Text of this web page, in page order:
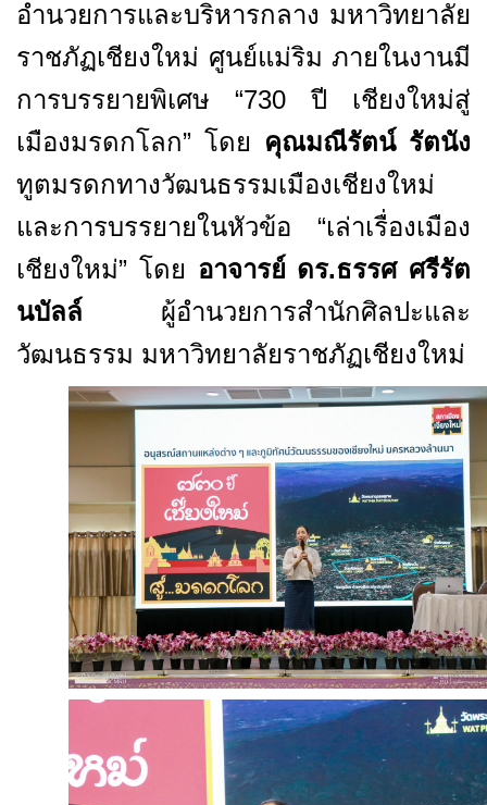
อำนวยการและบริหารกลาง มหาวิทยาลัย
ราชภัฏเชียงใหม่ ศูนย์แม่ริม ภายในงานมี
การบรรยายพิเศษ “730 ปี เชียงใหม่สู่
เมืองมรดกโลก” โดย คุณมณีรัตน์ รัตนัง
ทูตมรดกทางวัฒนธรรมเมืองเชียงใหม่
และการบรรยายในหัวข้อ “เล่าเรื่องเมือง
เชียงใหม่” โดย อาจารย์ ดร.ธรรศ ศรีรัต
นบัลล์ ผู้อำนวยการสำนักศิลปะและ
วัฒนธรรม มหาวิทยาลัยราชภัฏเชียงใหม่